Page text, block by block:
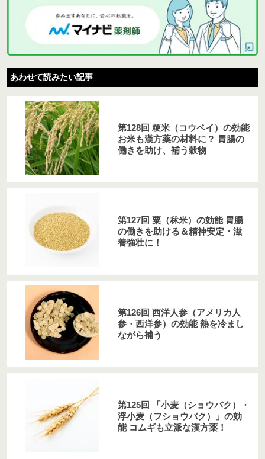
あわせて読みたい記事
第128回 粳米（コウベイ）の効能
お米も漢方薬の材料に？ 胃腸の
働きを助け、補う穀物
第127回 粟（秫米）の効能 胃腸
の働きを助ける＆精神安定・滋
養強壮に！
第126回 西洋人参（アメリカ人
参・西洋参）の効能 熱を冷まし
ながら補う
第125回 「小麦（ショウバク）・
浮小麦（フショウバク）」の効
能 コムギも立派な漢方薬！